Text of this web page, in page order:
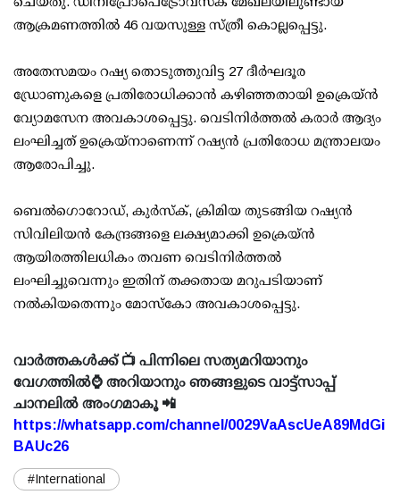
ആക്രമണത്തിൽ 46 വയസുള്ള സ്ത്രീ കൊല്ലപ്പെട്ടു.
അതേസമയം റഷ്യ തൊടുത്തുവിട്ട 27 ദീർഘദൂര
ഡ്രോണുകളെ പ്രതിരോധിക്കാൻ കഴിഞ്ഞതായി ഉക്രെയ്ൻ
വ്യോമസേന അവകാശപ്പെട്ടു. വെടിനിർത്തൽ കരാർ ആദ്യം
ലംഘിച്ചത് ഉക്രെയ്നാണെന്ന് റഷ്യൻ പ്രതിരോധ മന്ത്രാലയം
ആരോപിച്ചു.
ബെൽഗൊറോഡ്, കുർസ്ക്, ക്രിമിയ തുടങ്ങിയ റഷ്യൻ
സിവിലിയൻ കേന്ദ്രങ്ങളെ ലക്ഷ്യമാക്കി ഉക്രെയ്ൻ
ആയിരത്തിലധികം തവണ വെടിനിർത്തൽ
ലംഘിച്ചുവെന്നും ഇതിന് തക്കതായ മറുപടിയാണ്
നൽകിയതെന്നും മോസ്കോ അവകാശപ്പെട്ടു.
വാർത്തകൾക്ക് 📺 പിന്നിലെ സത്യമറിയാനും
വേഗത്തിൽ⌚ അറിയാനും ഞങ്ങളുടെ വാട്ട്സാപ്പ്
ചാനലിൽ അംഗമാകൂ 📲
https://whatsapp.com/channel/0029VaAscUeA89MdGi
BAUc26
#International